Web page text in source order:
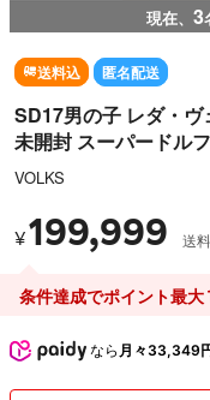
現在、 3
送料込 匿名配送
SD17男の子 レダ・
未開封 スーパードル
VOLKS
¥199,999 送
条件達成でポイント最大
なら 月々33,349